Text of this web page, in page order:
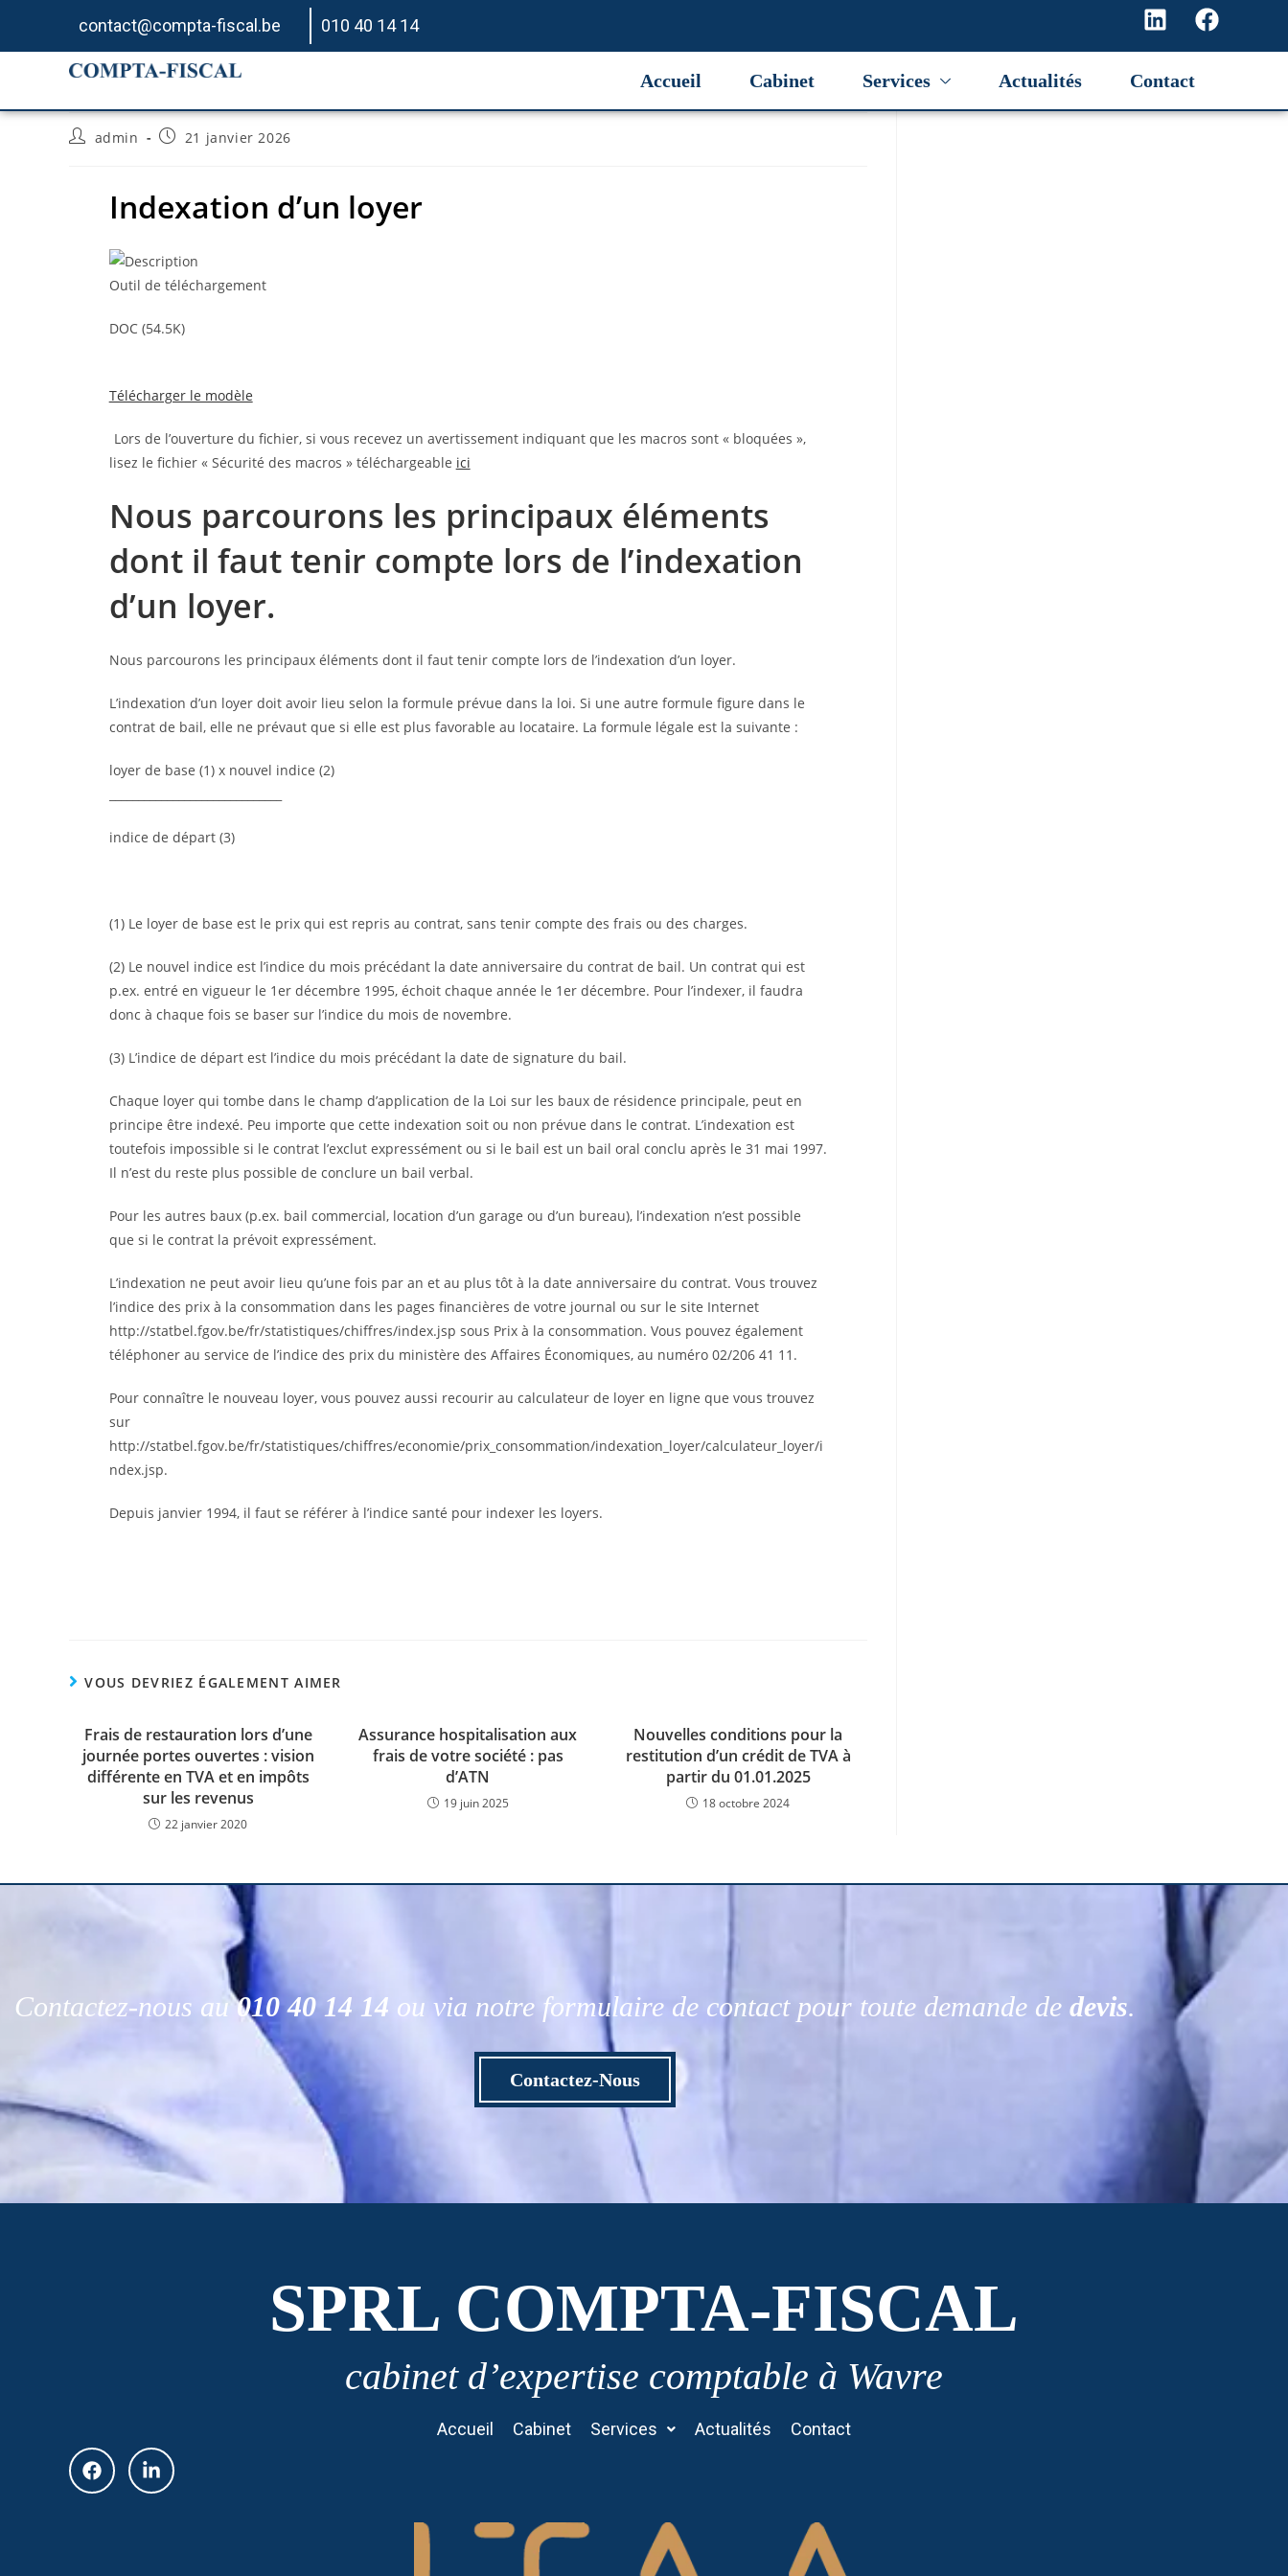
contact@compta-fiscal.be 010 40 14 14
Accueil Cabinet Services Actualités Contact
Indexation d’un loyer
admin 21 janvier 2026
Indexation d’un loyer
Outil de téléchargement
DOC (54.5K)
Télécharger le modèle
Lors de l’ouverture du fichier, si vous recevez un avertissement indiquant que les macros sont « bloquées »,
lisez le fichier « Sécurité des macros » téléchargeable ici
Nous parcourons les principaux éléments
dont il faut tenir compte lors de l’indexation
d’un loyer.
Nous parcourons les principaux éléments dont il faut tenir compte lors de l’indexation d’un loyer.
L’indexation d’un loyer doit avoir lieu selon la formule prévue dans la loi. Si une autre formule figure dans le
contrat de bail, elle ne prévaut que si elle est plus favorable au locataire. La formule légale est la suivante :
loyer de base (1) x nouvel indice (2)
indice de départ (3)
(1) Le loyer de base est le prix qui est repris au contrat, sans tenir compte des frais ou des charges.
(2) Le nouvel indice est l’indice du mois précédant la date anniversaire du contrat de bail. Un contrat qui est
p.ex. entré en vigueur le 1er décembre 1995, échoit chaque année le 1er décembre. Pour l’indexer, il faudra
donc à chaque fois se baser sur l’indice du mois de novembre.
(3) L’indice de départ est l’indice du mois précédant la date de signature du bail.
Chaque loyer qui tombe dans le champ d’application de la Loi sur les baux de résidence principale, peut en
principe être indexé. Peu importe que cette indexation soit ou non prévue dans le contrat. L’indexation est
toutefois impossible si le contrat l’exclut expressément ou si le bail est un bail oral conclu après le 31 mai 1997.
Il n’est du reste plus possible de conclure un bail verbal.
Pour les autres baux (p.ex. bail commercial, location d’un garage ou d’un bureau), l’indexation n’est possible
que si le contrat la prévoit expressément.
L’indexation ne peut avoir lieu qu’une fois par an et au plus tôt à la date anniversaire du contrat. Vous trouvez
l’indice des prix à la consommation dans les pages financières de votre journal ou sur le site Internet
http://statbel.fgov.be/fr/statistiques/chiffres/index.jsp sous Prix à la consommation. Vous pouvez également
téléphoner au service de l’indice des prix du ministère des Affaires Économiques, au numéro 02/206 41 11.
Pour connaître le nouveau loyer, vous pouvez aussi recourir au calculateur de loyer en ligne que vous trouvez
sur
http://statbel.fgov.be/fr/statistiques/chiffres/economie/prix_consommation/indexation_loyer/calculateur_loyer/i
ndex.jsp.
Depuis janvier 1994, il faut se référer à l’indice santé pour indexer les loyers.
VOUS DEVRIEZ ÉGALEMENT AIMER
Frais de restauration lors d’une
journée portes ouvertes : vision
différente en TVA et en impôts
sur les revenus
22 janvier 2020
Assurance hospitalisation aux
frais de votre société : pas
d’ATN
19 juin 2025
Nouvelles conditions pour la
restitution d’un crédit de TVA à
partir du 01.01.2025
18 octobre 2024
Contactez-nous au010 40 14 14 ou via notre formulaire de contact pour toute demande de devis.
Contactez-Nous
SPRL COMPTA-FISCAL
cabinet d’expertise comptable à Wavre
Accueil Cabinet Services Actualités Contact